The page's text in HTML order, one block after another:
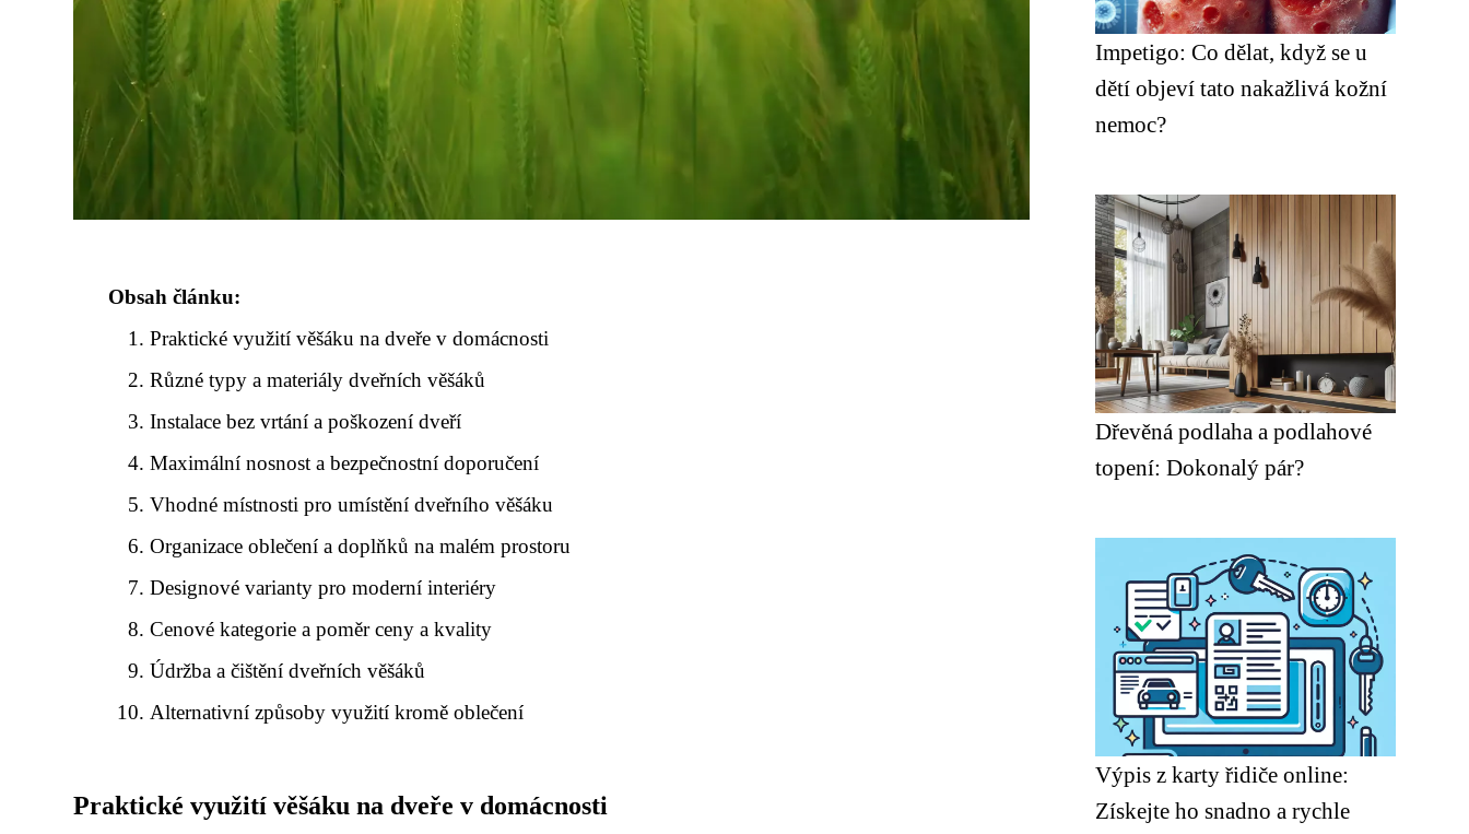
Obsah článku:
Praktické využití věšáku na dveře v domácnosti
Různé typy a materiály dveřních věšáků
Instalace bez vrtání a poškození dveří
Maximální nosnost a bezpečnostní doporučení
Vhodné místnosti pro umístění dveřního věšáku
Organizace oblečení a doplňků na malém prostoru
Designové varianty pro moderní interiéry
Cenové kategorie a poměr ceny a kvality
Údržba a čištění dveřních věšáků
Alternativní způsoby využití kromě oblečení
Praktické využití věšáku na dveře v domácnosti
Impetigo: Co dělat, když se u
dětí objeví tato nakažlivá kožní
nemoc?
Dřevěná podlaha a podlahové
topení: Dokonalý pár?
Výpis z karty řidiče online:
Získejte ho snadno a rychle